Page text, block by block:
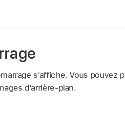
s’affiche. Vous pouvez
d’arrière-plan.